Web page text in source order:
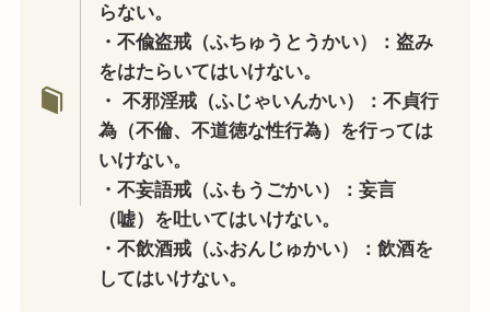
らない。
・不偸盗戒（ふちゅうとうかい）：盗み
をはたらいてはいけない。
・ 不邪淫戒（ふじゃいんかい）：不貞行
為（不倫、不道徳な性行為）を行っては
いけない。
・不妄語戒（ふもうごかい）：妄言
（嘘）を吐いてはいけない。
・不飲酒戒（ふおんじゅかい）：飲酒を
してはいけない。